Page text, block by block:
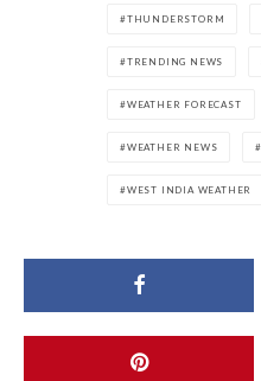
THUNDERSTORM
TRENDING NEWS
WEATHER FORECAST
WEATHER NEWS
WEST INDIA WEATHER